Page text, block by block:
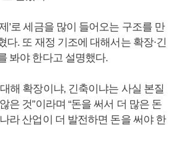
’로 세금을 많이 들어오는 구조를 만
다. 또 재정 기조에 대해서는 확장·긴
봐야 한다고 설명했다.
해 확장이냐, 긴축이냐는 사실 본질
은 것”이라며 “돈을 써서 더 많은 돈
라 산업이 더 발전하면 돈을 써야 한